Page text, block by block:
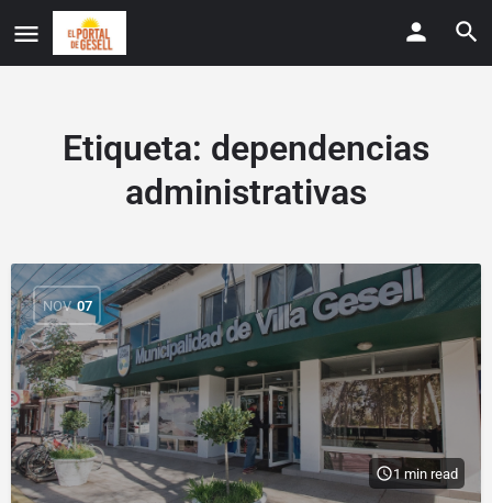
Etiqueta: dependencias
administrativas
NOV 07
1 min read